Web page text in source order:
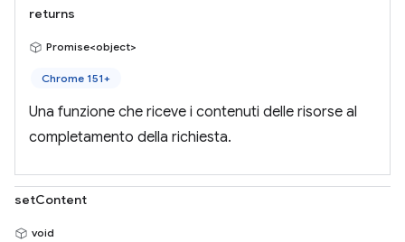
returns
Promise<object>
Chrome 151+
Una funzione che riceve i contenuti delle risorse al
completamento della richiesta.
setContent
void